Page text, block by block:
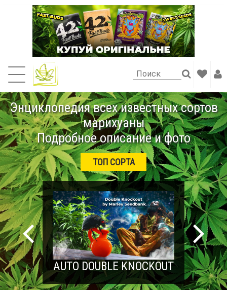
Энциклопедия всех известных сортов
марихуаны
Подробное описание и фото
ТОП СОРТА
AUTO DOUBLE KNOCKOUT